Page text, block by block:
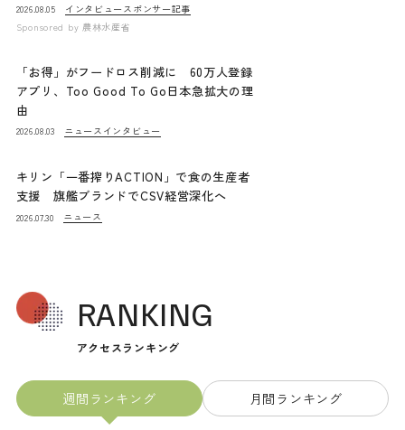
2026.08.05 インタビュー スポンサー記事
Sponsored by 農林水産省
「お得」がフードロス削減に 60万人登録
アプリ、Too Good To Go日本急拡大の理
由
2026.08.03 ニュース インタビュー
キリン「一番搾りACTION」で食の生産者
支援 旗艦ブランドでCSV経営深化へ
2026.07.30 ニュース
RANKING
アクセスランキング
週間ランキング 月間ランキング